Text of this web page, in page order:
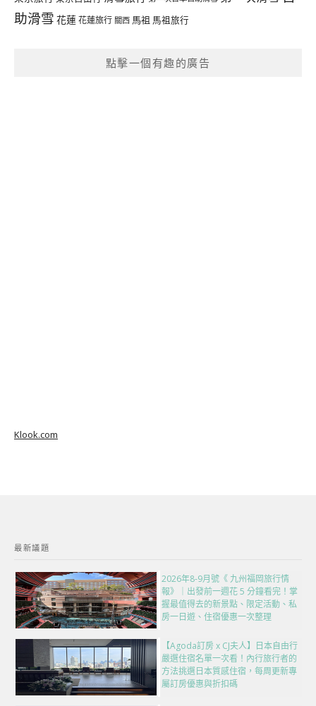
助滑雪 花蓮花蓮旅行 關西 馬祖 馬祖旅行
點擊一個有趣的廣告
Klook.com
最新議題
2026年8-9月號《 九州福岡旅行情
報》｜出發前一週花 5 分鐘看完！掌
握最值得去的新景點、限定活動、私
房一日遊、住宿優惠一次整理
【Agoda訂房 x CJ夫人】日本自由行
嚴選住宿名單一次看！內行旅行者的
方法挑選日本質感住宿，每周更新專
屬訂房優惠與折扣碼